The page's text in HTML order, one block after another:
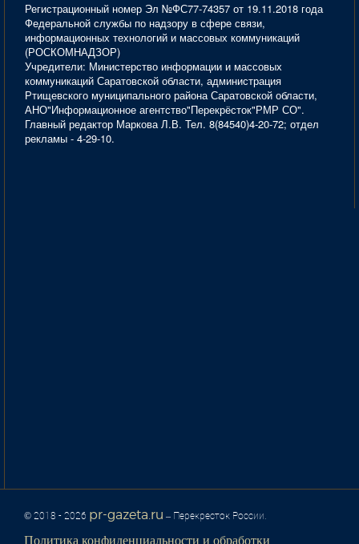
Регистрационный номер Эл №ФС77-74357 от 19.11.2018 года
Федеральной службы по надзору в сфере связи,
информационных технологий и массовых коммуникаций
(РОСКОМНАДЗОР)
Учредители: Министерство информации и массовых
коммуникаций Саратовской области, администрация
Ртищевского муниципального района Саратовской области,
АНО"Информационное агентство"Перекрёсток"РМР СО".
Главный редактор Маркова Л.В. Тел. 8(84540)4-20-72; отдел
рекламы - 4-29-10.
© 2018 - 2026 pr-gazeta.ru – Перекресток России.
Политика конфиденциальности и обработки